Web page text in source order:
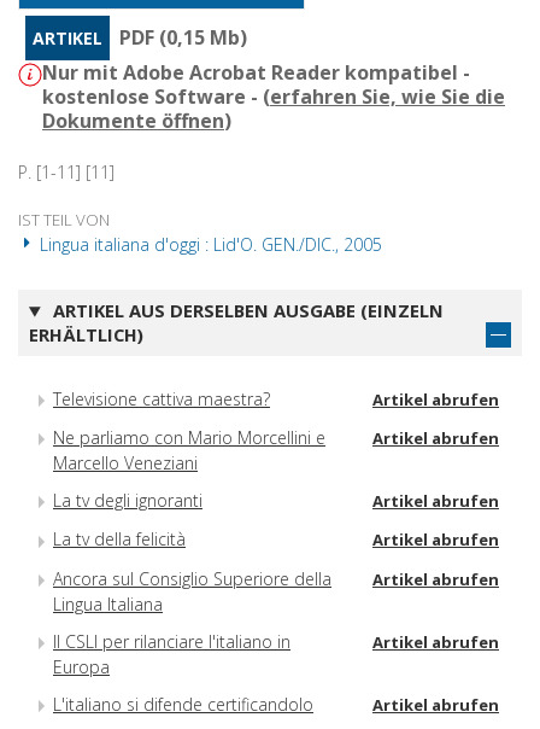
ARTIKEL
PDF (0,15 Mb)
Nur mit Adobe Acrobat Reader kompatibel -
kostenlose Software - (erfahren Sie, wie Sie die
Dokumente öffnen)
P. [1-11] [11]
IST TEIL VON
Lingua italiana d'oggi : Lid'O. GEN./DIC., 2005
ARTIKEL AUS DERSELBEN AUSGABE (EINZELN
ERHÄLTLICH)
Televisione cattiva maestra? Artikel abrufen
Ne parliamo con Mario Morcellini e
Marcello Veneziani
Artikel abrufen
La tv degli ignoranti Artikel abrufen
La tv della felicità Artikel abrufen
Ancora sul Consiglio Superiore della
Lingua Italiana
Artikel abrufen
Il CSLI per rilanciare l'italiano in
Europa
Artikel abrufen
L'italiano si difende certificandolo Artikel abrufen